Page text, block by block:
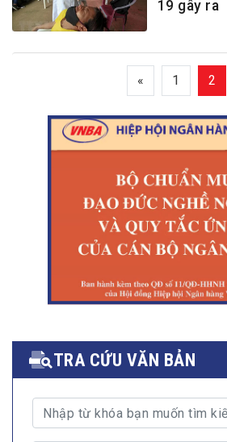
19 gây ra
« 1 2
TRA CỨU VĂN BẢN